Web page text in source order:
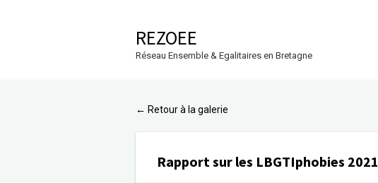
REZOEE
Réseau Ensemble & Egalitaires en Bretagne
← Retour à la galerie
Rapport sur les LBGTIphobies 2021